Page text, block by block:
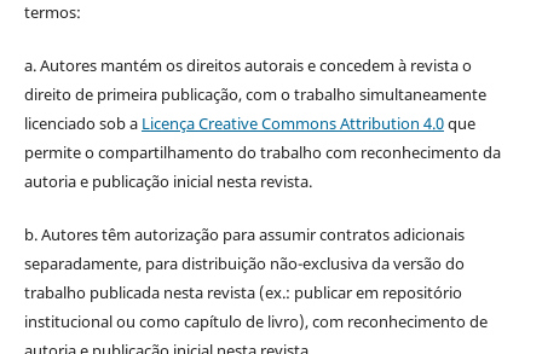
termos:
a. Autores mantém os direitos autorais e concedem à revista o
direito de primeira publicação, com o trabalho simultaneamente
licenciado sob a Licença Creative Commons Attribution 4.0que
permite o compartilhamento do trabalho com reconhecimento da
autoria e publicação inicial nesta revista.
b. Autores têm autorização para assumir contratos adicionais
separadamente, para distribuição não-exclusiva da versão do
trabalho publicada nesta revista (ex.: publicar em repositório
institucional ou como capítulo de livro), com reconhecimento de